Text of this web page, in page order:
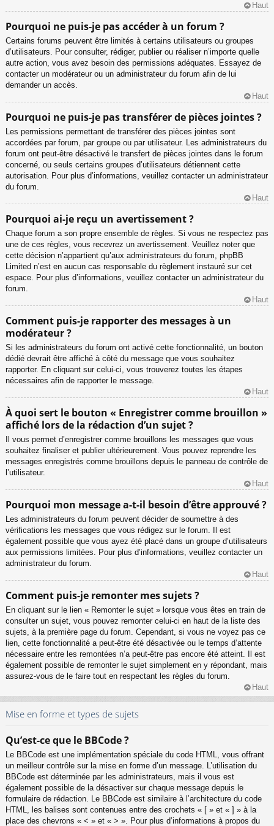
Haut
Pourquoi ne puis-je pas accéder à un forum ?
Certains forums peuvent être limités à certains utilisateurs ou groupes
d’utilisateurs. Pour consulter, rédiger, publier ou réaliser n’importe quelle
autre action, vous avez besoin des permissions adéquates. Essayez de
contacter un modérateur ou un administrateur du forum afin de lui
demander un accès.
Haut
Pourquoi ne puis-je pas transférer de pièces jointes ?
Les permissions permettant de transférer des pièces jointes sont
accordées par forum, par groupe ou par utilisateur. Les administrateurs du
forum ont peut-être désactivé le transfert de pièces jointes dans le forum
concerné, ou seuls certains groupes d’utilisateurs détiennent cette
autorisation. Pour plus d’informations, veuillez contacter un administrateur
du forum.
Haut
Pourquoi ai-je reçu un avertissement ?
Chaque forum a son propre ensemble de règles. Si vous ne respectez pas
une de ces règles, vous recevrez un avertissement. Veuillez noter que
cette décision n’appartient qu’aux administrateurs du forum, phpBB
Limited n’est en aucun cas responsable du règlement instauré sur cet
espace. Pour plus d’informations, veuillez contacter un administrateur du
forum.
Haut
Comment puis-je rapporter des messages à un
modérateur ?
Si les administrateurs du forum ont activé cette fonctionnalité, un bouton
dédié devrait être affiché à côté du message que vous souhaitez
rapporter. En cliquant sur celui-ci, vous trouverez toutes les étapes
nécessaires afin de rapporter le message.
Haut
À quoi sert le bouton « Enregistrer comme brouillon »
affiché lors de la rédaction d’un sujet ?
Il vous permet d’enregistrer comme brouillons les messages que vous
souhaitez finaliser et publier ultérieurement. Vous pouvez reprendre les
messages enregistrés comme brouillons depuis le panneau de contrôle de
l’utilisateur.
Haut
Pourquoi mon message a-t-il besoin d’être approuvé ?
Les administrateurs du forum peuvent décider de soumettre à des
vérifications les messages que vous rédigez sur le forum. Il est
également possible que vous ayez été placé dans un groupe d’utilisateurs
aux permissions limitées. Pour plus d’informations, veuillez contacter un
administrateur du forum.
Haut
Comment puis-je remonter mes sujets ?
En cliquant sur le lien « Remonter le sujet » lorsque vous êtes en train de
consulter un sujet, vous pouvez remonter celui-ci en haut de la liste des
sujets, à la première page du forum. Cependant, si vous ne voyez pas ce
lien, cette fonctionnalité a peut-être été désactivée ou le temps d’attente
nécessaire entre les remontées n’a peut-être pas encore été atteint. Il est
également possible de remonter le sujet simplement en y répondant, mais
assurez-vous de le faire tout en respectant les règles du forum.
Haut
Mise en forme et types de sujets
Qu’est-ce que le BBCode ?
Le BBCode est une implémentation spéciale du code HTML, vous offrant
un meilleur contrôle sur la mise en forme d’un message. L’utilisation du
BBCode est déterminée par les administrateurs, mais il vous est
également possible de la désactiver sur chaque message depuis le
formulaire de rédaction. Le BBCode est similaire à l’architecture du code
HTML, les balises sont contenues entre des crochets « [ » et « ] » à la
place des chevrons « < » et « > ». Pour plus d’informations à propos du